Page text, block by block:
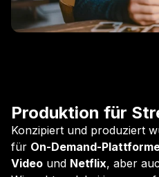
Produktion für
Konzipiert und produziert
für On-Demand-
Video und Netflix, aber